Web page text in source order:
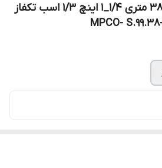
کفکش استیل امپیکو 38 متری ۱/۴_۱ اینچ 1/3 اسب تکفاز